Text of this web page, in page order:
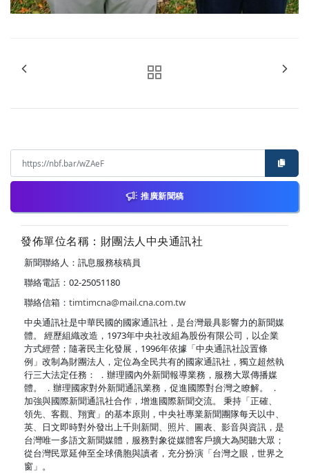
推廣新聞稿
發佈單位名稱：財團法人中央通訊社
新聞聯絡人：訊息服務核稿員
聯絡電話：02-25051180
聯絡信箱： timtimcna@mail.cna.com.tw
中央通訊社是中華民國的國家通訊社，是台灣最具影響力的新聞媒
體。 經歷組織改造，1973年中央社改組為股份有限公司，以企業
方式經營；隨著民主化發展，1996年依據「中央通訊社設置條
例」改制為財團法人，定位為全民共有的國家通訊社，獨立超然執
行三大法定任務： ．辦理國內外新聞報導業務，服務大眾傳播媒
體。 ．辦理國家對外新聞通訊業務，促進國際對台灣之瞭解。 ．
加強與國際新聞通訊社合作，增進國際新聞交流。 秉持「正確、
領先、客觀、翔實」的基本原則，中央社專業新聞團隊每天以中、
英、日文即時對外發出上千則新聞、照片、圖表、影音與資訊，是
台灣唯一多語文新聞媒體，服務對象從媒體客戶擴大為閱聽大眾；
從台灣民眾延伸至全球僑胞與讀者，充分扮演「台灣之眼，世界之
窗」。